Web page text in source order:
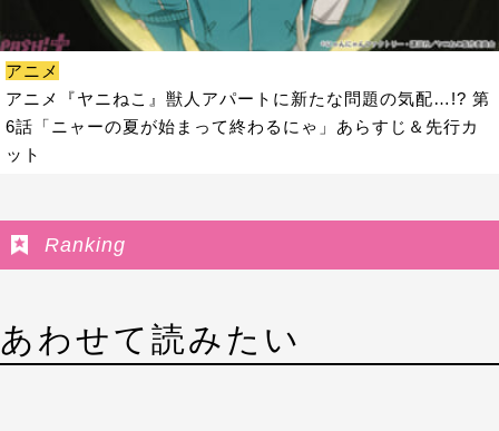
アニメ
アニメ『ヤニねこ』獣人アパートに新たな問題の気配…!? 第
6話「ニャーの夏が始まって終わるにゃ」あらすじ＆先行カ
ット
Ranking
あわせて読みたい